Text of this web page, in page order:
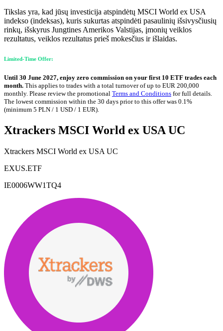
Tikslas yra, kad jūsų investicija atspindėtų MSCI World ex USA
indekso (indeksas), kuris sukurtas atspindėti pasaulinių išsivysčiusių
rinkų, išskyrus Jungtines Amerikos Valstijas, įmonių veiklos
rezultatus, veiklos rezultatus prieš mokesčius ir išlaidas.
Limited-Time Offer:
Until 30 June 2027, enjoy zero commission on your first 10 ETF trades each
month. This applies to trades with a total turnover of up to EUR 200,000
monthly. Please review the promotional Terms and Conditions for full details.
The lowest commission within the 30 days prior to this offer was 0.1%
(minimum 5 PLN / 1 USD / 1 EUR).
Xtrackers MSCI World ex USA UC
Xtrackers MSCI World ex USA UC
EXUS.ETF
IE0006WW1TQ4